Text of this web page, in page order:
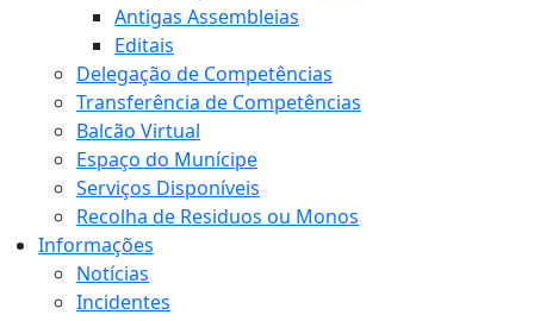
Antigas Assembleias
Editais
Delegação de Competências
Transferência de Competências
Balcão Virtual
Espaço do Munícipe
Serviços Disponíveis
Recolha de Residuos ou Monos
Informações
Notícias
Incidentes